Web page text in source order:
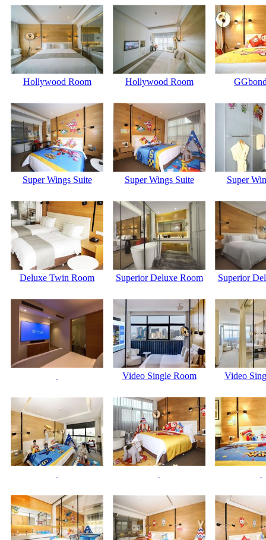
Hollywood Room Hollywood Room
Super Wings Suite Super Wings Suite Super
Deluxe Twin Room Superior Deluxe Room Superior
Video Single Room Video